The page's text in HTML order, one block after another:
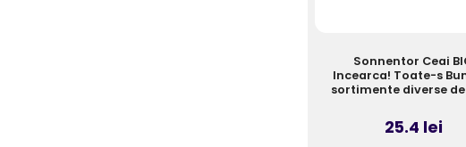
Sonnentor Ceai
Incearca! Toate-s
sortimente diverse de
plicuri, 30g
25.4 lei